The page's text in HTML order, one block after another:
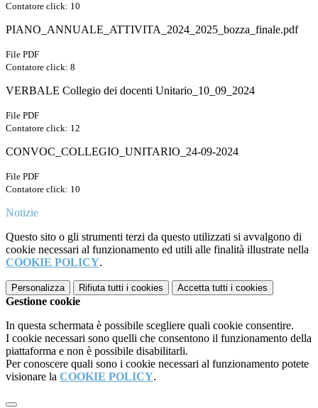
Contatore click: 10
PIANO_ANNUALE_ATTIVITA_2024_2025_bozza_finale.pdf
File PDF
Contatore click: 8
VERBALE Collegio dei docenti Unitario_10_09_2024
File PDF
Contatore click: 12
CONVOC_COLLEGIO_UNITARIO_24-09-2024
File PDF
Contatore click: 10
Notizie
Questo sito o gli strumenti terzi da questo utilizzati si avvalgono di
cookie necessari al funzionamento ed utili alle finalità illustrate nella
COOKIE POLICY.
Personalizza Rifiuta tutti i cookies Accetta tutti i cookies
Gestione cookie
In questa schermata è possibile scegliere quali cookie consentire.
I cookie necessari sono quelli che consentono il funzionamento della
piattaforma e non è possibile disabilitarli.
Per conoscere quali sono i cookie necessari al funzionamento potete
visionare la COOKIE POLICY.